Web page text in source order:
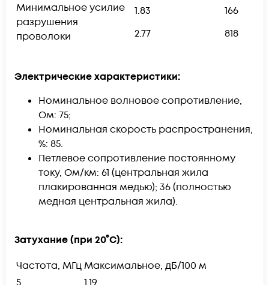
Минимальное усилие
разрушения
проволоки
1.83
166
2.77
818
Электрические характеристики:
Номинальное волновое сопротивление,
Ом: 75;
Номинальная скорость распространения,
%: 85.
Петлевое сопротивление постоянному
току, Ом/км: 61 (центральная жила
плакированная медью); 36 (полностью
медная центральная жила).
Затухание (при 20°C):
Частота, МГцМаксимальное, дБ/100 м